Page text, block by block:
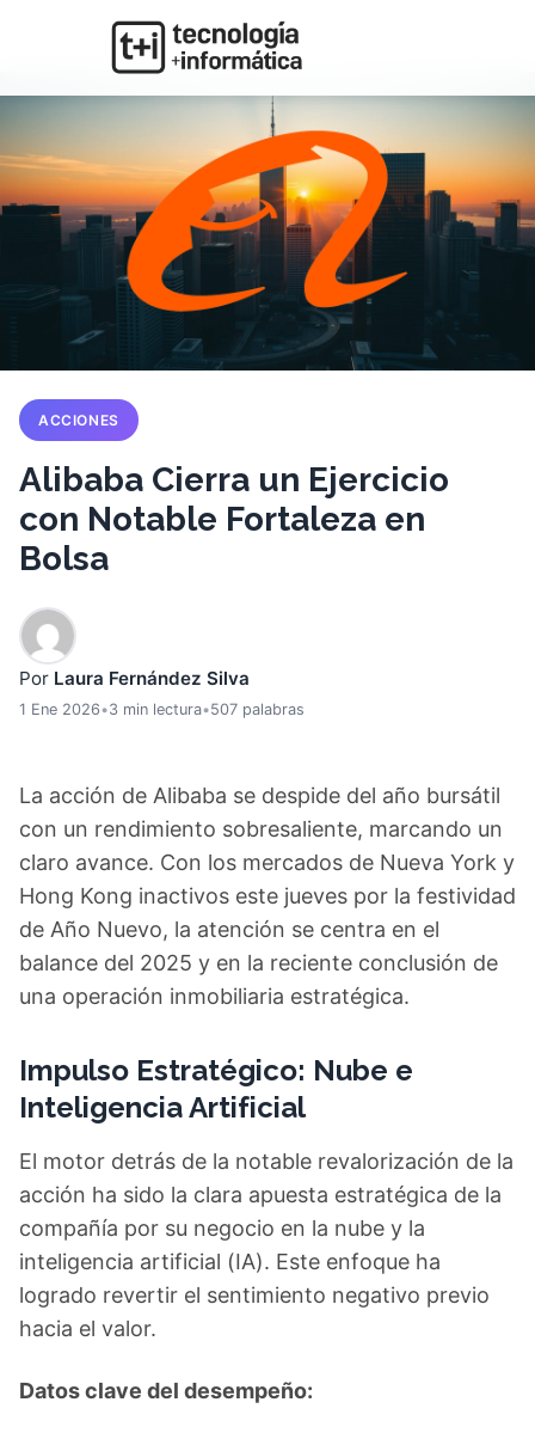
ACCIONES
Alibaba Cierra un Ejercicio
con Notable Fortaleza en
Bolsa
Por Laura Fernández Silva
1 Ene 2026•3 min lectura•507 palabras
La acción de Alibaba se despide del año bursátil
con un rendimiento sobresaliente, marcando un
claro avance. Con los mercados de Nueva York y
Hong Kong inactivos este jueves por la festividad
de Año Nuevo, la atención se centra en el
balance del 2025 y en la reciente conclusión de
una operación inmobiliaria estratégica.
Impulso Estratégico: Nube e
Inteligencia Artificial
El motor detrás de la notable revalorización de la
acción ha sido la clara apuesta estratégica de la
compañía por su negocio en la nube y la
inteligencia artificial (IA). Este enfoque ha
logrado revertir el sentimiento negativo previo
hacia el valor.
Datos clave del desempeño: